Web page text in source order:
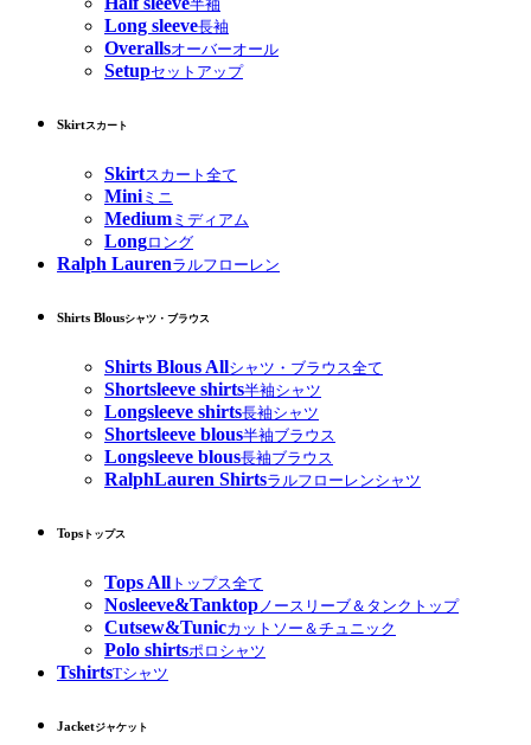
半袖
Long sleeve長袖
Overallsオーバーオール
Setupセットアップ
Skirtスカート
Skirtスカート全て
Miniミニ
Medium ミディアム
Longロング
Ralph Laurenラルフローレン
Shirts Blousシャツ・ブラウス
Shirts Blous Allシャツ・ブラウス全て
Shortsleeve shirts半袖シャツ
Longsleeve shirts長袖シャツ
Shortsleeve blous半袖ブラウス
Longsleeve blous長袖ブラウス
RalphLauren Shirtsラルフローレンシャツ
Tops トップス
Tops All トップス全て
Nosleeve&Tanktop ノースリーブ＆タンクトップ
Cutsew&Tunicカットソー＆チュニック
Polo shirtsポロシャツ
TshirtsTシャツ
Jacketジャケット